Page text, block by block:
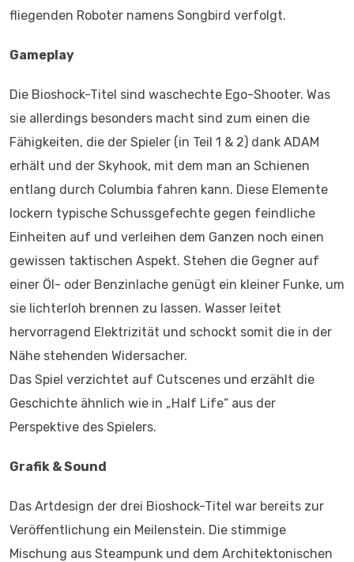
fliegenden Roboter namens Songbird verfolgt.
Gameplay
Die Bioshock-Titel sind waschechte Ego-Shooter. Was
sie allerdings besonders macht sind zum einen die
Fähigkeiten, die der Spieler (in Teil 1 & 2) dank ADAM
erhält und der Skyhook, mit dem man an Schienen
entlang durch Columbia fahren kann. Diese Elemente
lockern typische Schussgefechte gegen feindliche
Einheiten auf und verleihen dem Ganzen noch einen
gewissen taktischen Aspekt. Stehen die Gegner auf
einer Öl- oder Benzinlache genügt ein kleiner Funke, um
sie lichterloh brennen zu lassen. Wasser leitet
hervorragend Elektrizität und schockt somit die in der
Nähe stehenden Widersacher.
Das Spiel verzichtet auf Cutscenes und erzählt die
Geschichte ähnlich wie in „Half Life“ aus der
Perspektive des Spielers.
Grafik & Sound
Das Artdesign der drei Bioshock-Titel war bereits zur
Veröffentlichung ein Meilenstein. Die stimmige
Mischung aus Steampunk und dem Architektonischen